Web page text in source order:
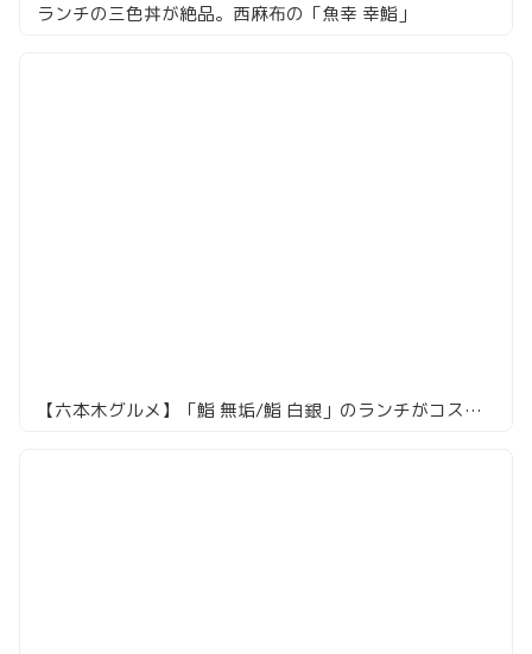
ランチの三色丼が絶品。西麻布の「魚幸 幸鮨」
【六本木グルメ】「鮨 無垢/鮨 白銀」のランチがコスパ◎！5500円で絶品本格寿司を堪能